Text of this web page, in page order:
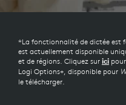
*La fonctionnalité de dictée est
est actuellement disponible
et de régions. Cliquez sur ici
Logi Options+, disponible pour
le télécharger.